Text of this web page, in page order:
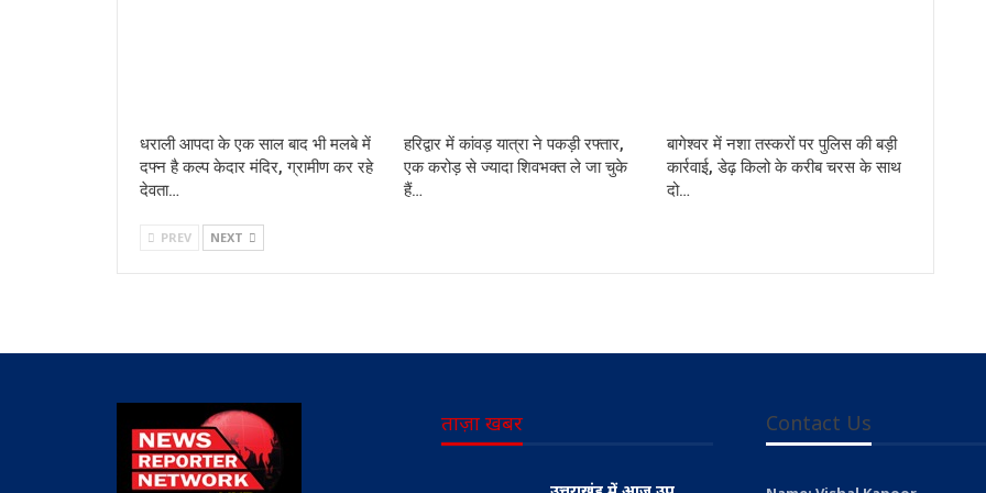
धराली आपदा के एक साल बाद भी मलबे में
दफ्न है कल्प केदार मंदिर, ग्रामीण कर रहे
देवता…
हरिद्वार में कांवड़ यात्रा ने पकड़ी रफ्तार,
एक करोड़ से ज्यादा शिवभक्त ले जा चुके
हैं…
बागेश्वर में नशा तस्करों पर पुलिस की बड़ी
कार्रवाई, डेढ़ किलो के करीब चरस के साथ
दो…
PREV NEXT
ताज़ा खबर Contact Us